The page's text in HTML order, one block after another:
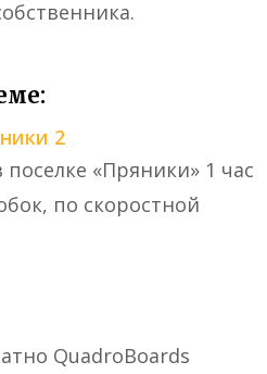
2
«Пряники» 1 час
по скоростной
QuadroBoards